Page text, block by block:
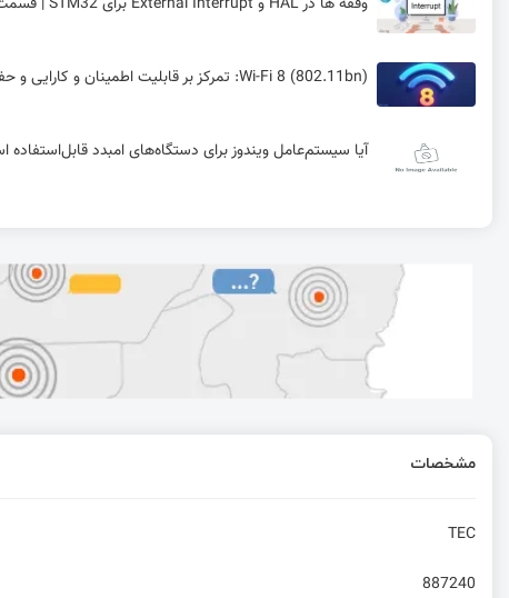
Wi-Fi 8 (802.11bn): تمرکز بر قابلیت اطمینان و کارایی و حفظ عملکرد Wi-Fi 7
آیا سیستم‌عامل ویندوز برای دستگاه‌های امبدد
آموزش ساخت ماژول RFID
آشنایی با متغیرهای محلی و رویه‌ها در زبان C
مشخصات
TEC
887240